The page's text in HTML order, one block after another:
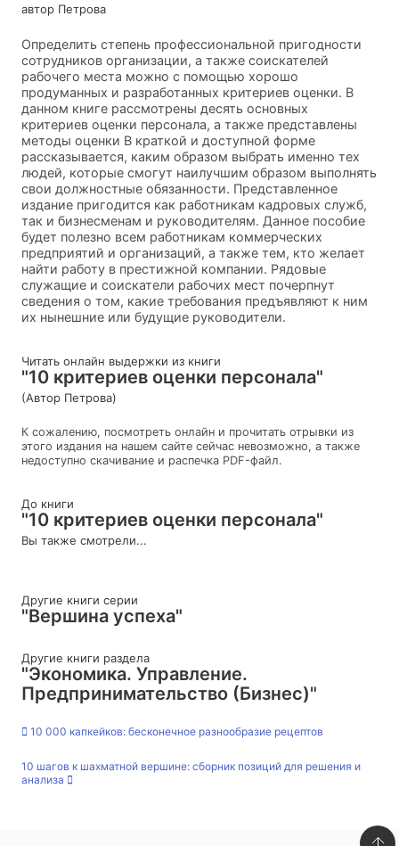
автор Петрова
Определить степень профессиональной пригодности
сотрудников организации, а также соискателей
рабочего места можно с помощью хорошо
продуманных и разработанных критериев оценки. В
данном книге рассмотрены десять основных
критериев оценки персонала, а также представлены
методы оценки В краткой и доступной форме
рассказывается, каким образом выбрать именно тех
людей, которые смогут наилучшим образом выполнять
свои должностные обязанности. Представленное
издание пригодится как работникам кадровых служб,
так и бизнесменам и руководителям. Данное пособие
будет полезно всем работникам коммерческих
предприятий и организаций, а также тем, кто желает
найти работу в престижной компании. Рядовые
служащие и соискатели рабочих мест почерпнут
сведения о том, какие требования предъявляют к ним
их нынешние или будущие руководители.
Читать онлайн выдержки из книги
"10 критериев оценки персонала"
(Автор Петрова)
К сожалению, посмотреть онлайн и прочитать отрывки из
этого издания на нашем сайте сейчас невозможно, а также
недоступно скачивание и распечка PDF-файл.
До книги
"10 критериев оценки персонала"
Вы также смотрели...
Другие книги серии
"Вершина успеха"
Другие книги раздела
"Экономика. Управление.
Предпринимательство (Бизнес)"
10 000 капкейков: бесконечное разнообразие рецептов
10 шагов к шахматной вершине: сборник позиций для решения и
анализа